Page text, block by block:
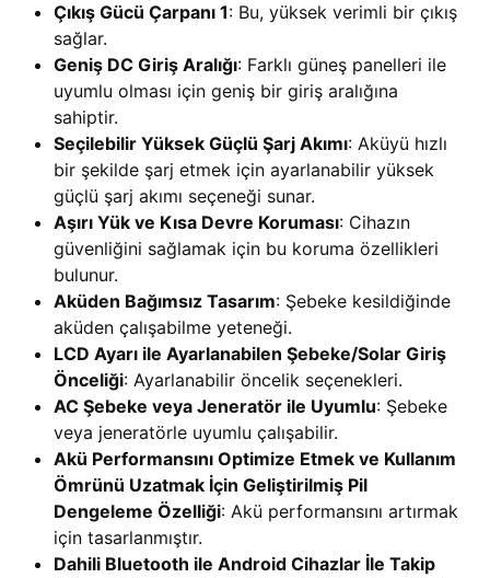
Çıkış Gücü Çarpanı 1: Bu, yüksek verimli bir çıkış
sağlar.
Geniş DC Giriş Aralığı: Farklı güneş panelleri ile
uyumlu olması için geniş bir giriş aralığına
sahiptir.
Seçilebilir Yüksek Güçlü Şarj Akımı: Aküyü hızlı
bir şekilde şarj etmek için ayarlanabilir yüksek
güçlü şarj akımı seçeneği sunar.
Aşırı Yük ve Kısa Devre Koruması: Cihazın
güvenliğini sağlamak için bu koruma özellikleri
bulunur.
Aküden Bağımsız Tasarım: Şebeke kesildiğinde
aküden çalışabilme yeteneği.
LCD Ayarı ile Ayarlanabilen Şebeke/Solar Giriş
Önceliği: Ayarlanabilir öncelik seçenekleri.
AC Şebeke veya Jeneratör ile Uyumlu: Şebeke
veya jeneratörle uyumlu çalışabilir.
Akü Performansını Optimize Etmek ve Kullanım
Ömrünü Uzatmak İçin Geliştirilmiş Pil
Dengeleme Özelliği: Akü performansını artırmak
için tasarlanmıştır.
Dahili Bluetooth ile Android Cihazlar İle Takip